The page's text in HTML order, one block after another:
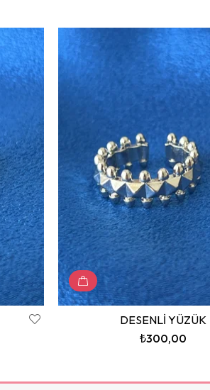
DESENLİ YÜZÜK
₺300,00